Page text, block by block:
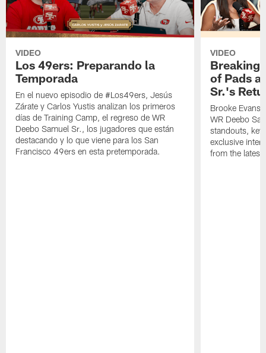
VIDEO
Los 49ers: Preparando la
Temporada
En el nuevo episodio de #Los49ers, Jesús
Zárate y Carlos Yustis analizan los primeros
días de Training Camp, el regreso de WR
Deebo Samuel Sr., los jugadores que están
destacando y lo que viene para los San
Francisco 49ers en esta pretemporada.
VIDEO
Breaking
of Pads
Sr.'s
Brooke Evans
WR Deebo
standouts,
exclusive
from the latest